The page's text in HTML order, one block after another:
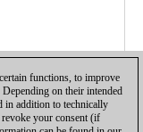
functions, to improve
on their intended
in addition to technically
your consent (if